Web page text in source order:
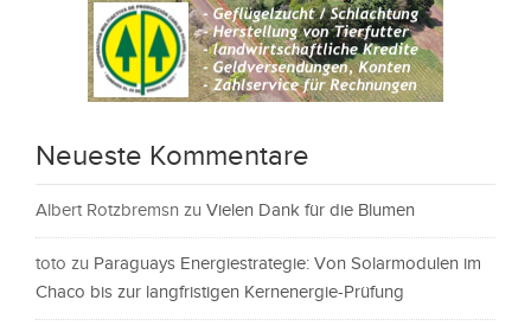
Neueste Kommentare
Albert Rotzbremsn zu Vielen Dank für die Blumen
toto zu Paraguays Energiestrategie: Von Solarmodulen im
Chaco bis zur langfristigen Kernenergie-Prüfung